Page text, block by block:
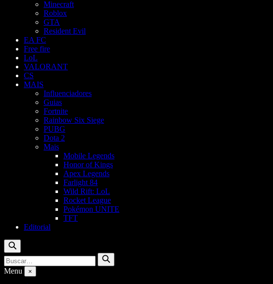
Minecraft
Roblox
GTA
Resident Evil
EA FC
Free fire
LoL
VALORANT
CS
MAIS
Influenciadores
Guias
Fortnite
Rainbow Six Siege
PUBG
Dota 2
Mais
Mobile Legends
Honor of Kings
Apex Legends
Farlight 84
Wild Rift: LoL
Rocket League
Pokémon UNITE
TFT
Editorial
Buscar
Buscar
por:
Buscar
Menu ×